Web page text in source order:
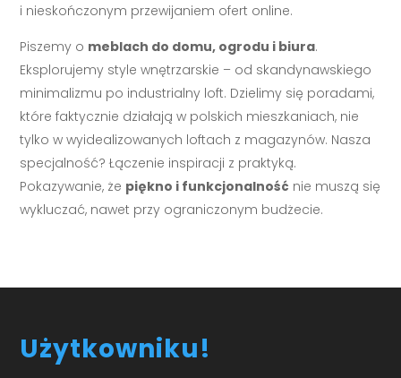
i nieskończonym przewijaniem ofert online.
Piszemy o meblach do domu, ogrodu i biura.
Eksplorujemy style wnętrzarskie – od skandynawskiego
minimalizmu po industrialny loft. Dzielimy się poradami,
które faktycznie działają w polskich mieszkaniach, nie
tylko w wyidealizowanych loftach z magazynów. Nasza
specjalność? Łączenie inspiracji z praktyką.
Pokazywanie, że piękno i funkcjonalność nie muszą się
wykluczać, nawet przy ograniczonym budżecie.
Użytkowniku!